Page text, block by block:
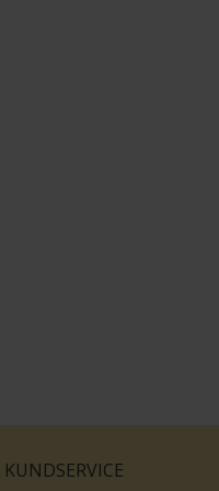
KUNDSERVICE